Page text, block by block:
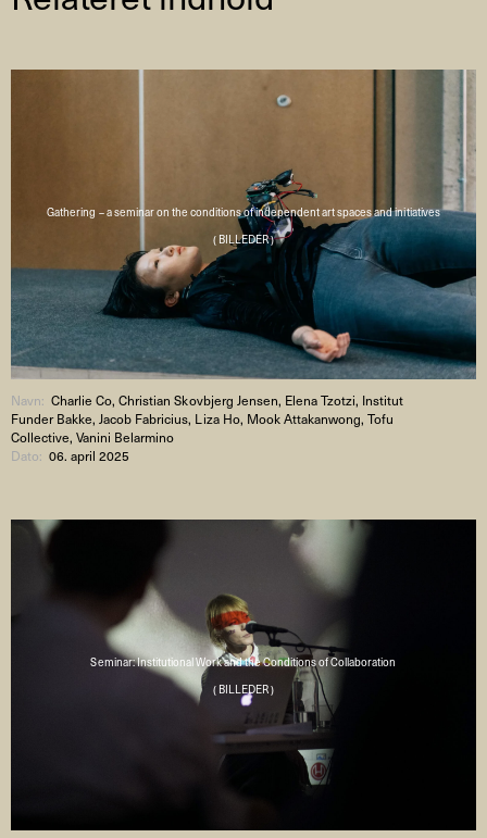
Gathering – a seminar on the conditions of independent art spaces and initiatives
( BILLEDER )
Navn:Charlie Co, Christian Skovbjerg Jensen, Elena Tzotzi, Institut
Funder Bakke, Jacob Fabricius, Liza Ho, Mook Attakanwong, Tofu
Collective, Vanini Belarmino
Dato:06. april 2025
Seminar: Institutional Work and the Conditions of Collaboration
( BILLEDER )